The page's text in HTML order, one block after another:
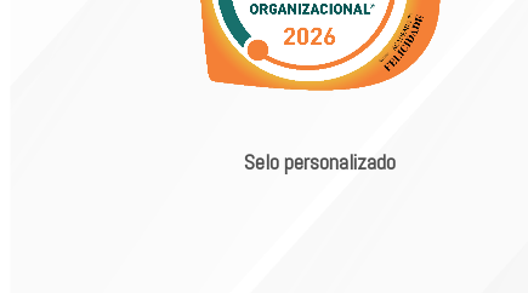
Selo personalizado